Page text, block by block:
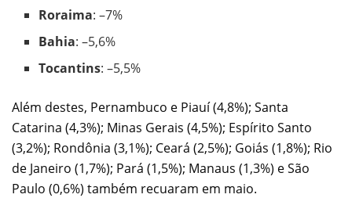
Roraima: –7%
Bahia: –5,6%
Tocantins: –5,5%
Além destes, Pernambuco e Piauí (4,8%); Santa
Catarina (4,3%); Minas Gerais (4,5%); Espírito Santo
(3,2%); Rondônia (3,1%); Ceará (2,5%); Goiás (1,8%); Rio
de Janeiro (1,7%); Pará (1,5%); Manaus (1,3%) e São
Paulo (0,6%) também recuaram em maio.